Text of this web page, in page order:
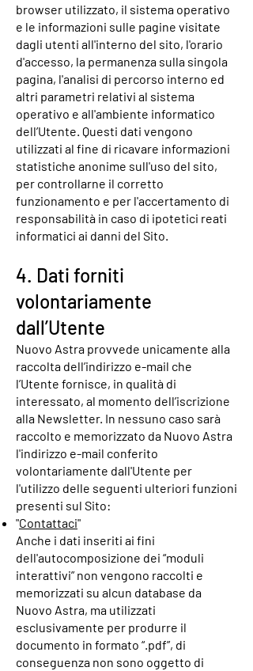
browser utilizzato, il sistema operativo
e le informazioni sulle pagine visitate
dagli utenti all'interno del sito, l'orario
d'accesso, la permanenza sulla singola
pagina, l'analisi di percorso interno ed
altri parametri relativi al sistema
operativo e all'ambiente informatico
dell’Utente. Questi dati vengono
utilizzati al fine di ricavare informazioni
statistiche anonime sull'uso del sito,
per controllarne il corretto
funzionamento e per l'accertamento di
responsabilità in caso di ipotetici reati
informatici ai danni del Sito.
4. Dati forniti
volontariamente
dall’Utente
Nuovo Astra provvede unicamente alla
raccolta dell’indirizzo e-mail che
l’Utente fornisce, in qualità di
interessato, al momento dell’iscrizione
alla Newsletter. In nessuno caso sarà
raccolto e memorizzato da Nuovo Astra
l'indirizzo e-mail conferito
volontariamente dall'Utente per
l'utilizzo delle seguenti ulteriori funzioni
presenti sul Sito:
"Contattaci"
Anche i dati inseriti ai fini
dell'autocomposizione dei “moduli
interattivi” non vengono raccolti e
memorizzati su alcun database da
Nuovo Astra, ma utilizzati
esclusivamente per produrre il
documento in formato “.pdf”, di
conseguenza non sono oggetto di